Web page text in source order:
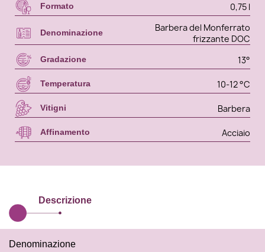
Formato 0,75 l
Denominazione
Barbera del Monferrato
frizzante DOC
Gradazione 13°
Temperatura 10-12 °C
Vitigni Barbera
Affinamento Acciaio
Descrizione
Denominazione